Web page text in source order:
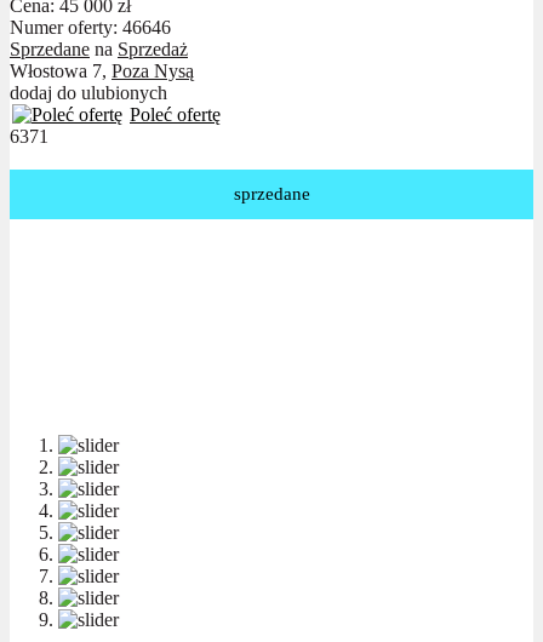
Cena: 45 000 zł
Numer oferty: 46646
Sprzedane na Sprzedaż
Włostowa 7, Poza Nysą
dodaj do ulubionych
Poleć ofertę
6371
sprzedane